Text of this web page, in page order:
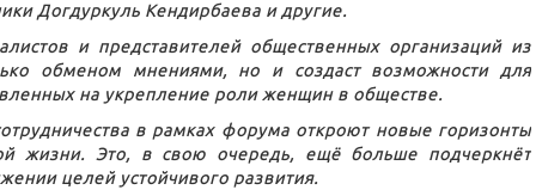
Догдуркуль Кендирбаева и другие.
и представителей общественных организаций из
обменом мнениями, но и создаст возможности для
на укрепление роли женщин в обществе.
в рамках форума откроют новые горизонты
жизни. Это, в свою очередь, ещё больше подчеркнёт
целей устойчивого развития.